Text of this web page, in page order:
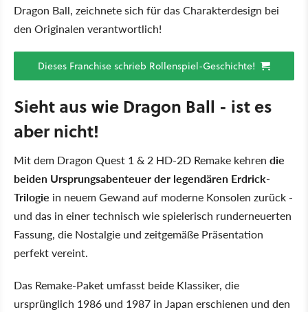
Dragon Ball, zeichnete sich für das Charakterdesign bei
den Originalen verantwortlich!
Dieses Franchise schrieb Rollenspiel-Geschichte!
Sieht aus wie Dragon Ball - ist es
aber nicht!
Mit dem Dragon Quest 1 & 2 HD-2D Remake kehren die
beiden Ursprungsabenteuer der legendären Erdrick-
Trilogie in neuem Gewand auf moderne Konsolen zurück -
und das in einer technisch wie spielerisch runderneuerten
Fassung, die Nostalgie und zeitgemäße Präsentation
perfekt vereint.
Das Remake-Paket umfasst beide Klassiker, die
ursprünglich 1986 und 1987 in Japan erschienen und den